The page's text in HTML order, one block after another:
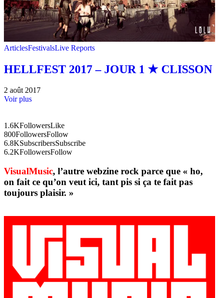
ArticlesFestivalsLive Reports
HELLFEST 2017 – JOUR 1 ★ CLISSON
2 août 2017
Voir plus
1.6KFollowersLike
800FollowersFollow
6.8KSubscribersSubscribe
6.2KFollowersFollow
VisualMusic, l’autre webzine rock parce que « ho,
on fait ce qu’on veut ici, tant pis si ça te fait pas
toujours plaisir. »